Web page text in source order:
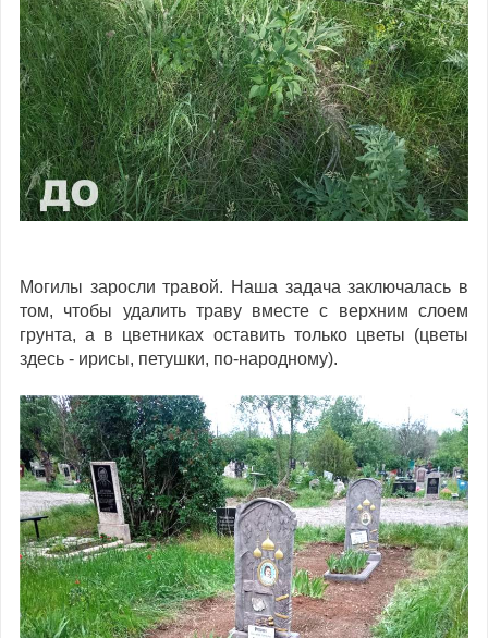
Могилы заросли травой. Наша задача заключалась в
том, чтобы удалить траву вместе с верхним слоем
грунта, а в цветниках оставить только цветы (цветы
здесь - ирисы, петушки, по-народному).